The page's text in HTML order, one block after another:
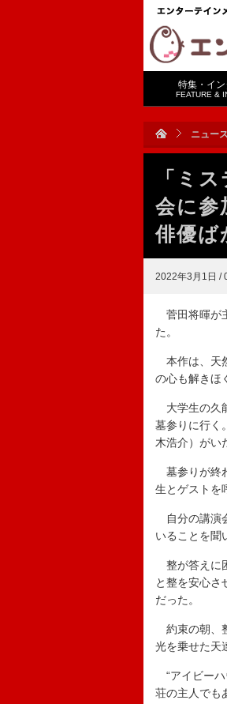
特集・イ
FEATURE &
ニュース
「ミ
会に
俳優ば
2022年3月1日 /
菅田将暉が
た。
本作は、天
の心も解きほ
大学生の久
墓参りに行く
木浩介）がい
墓参りが終
生とゲストを
自分の講演
いることを聞
整が答えに
と整を安心さ
だった。
約束の朝、
光を乗せた天
“アイビーハ
荘の主人でも